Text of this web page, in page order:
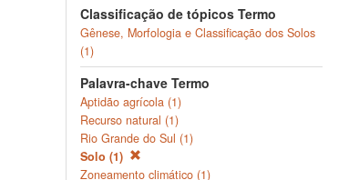
Classificação de tópicos Termo
Gênese, Morfologia e Classificação dos Solos
(1)
Palavra-chave Termo
Aptidão agrícola (1)
Recurso natural (1)
Rio Grande do Sul (1)
Solo (1)
Zoneamento climático (1)